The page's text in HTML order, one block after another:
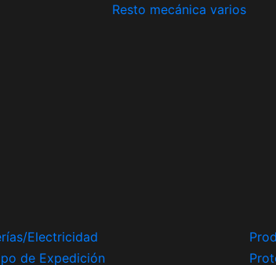
Resto mecánica varios
Electricidad
de Expedición